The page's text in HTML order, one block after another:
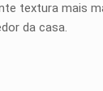
textura mais
da casa.